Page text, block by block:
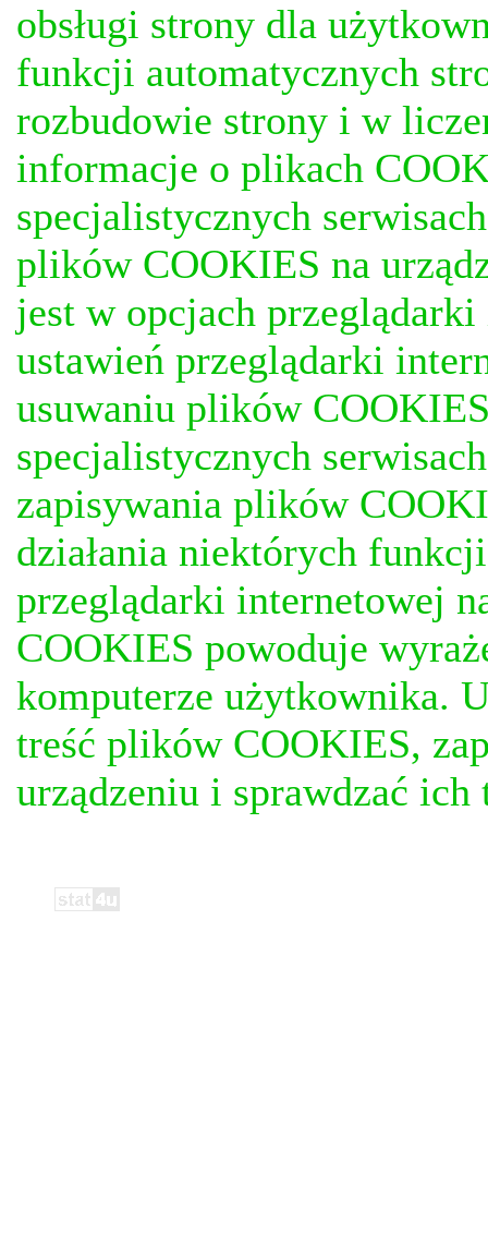
obsługi strony dla
funkcji automatycznych
rozbudowie strony i w
informacje o plikach
specjalistycznych
plików COOKIES na
jest w opcjach
ustawień przeglądarki
usuwaniu plików
specjalistycznych
zapisywania plików
działania niektórych
przeglądarki internetowej
COOKIES powoduje
komputerze użytkownika.
treść plików COOKIES,
urządzeniu i sprawdzać ich